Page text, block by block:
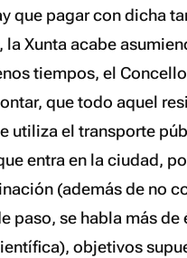
que pagar con dicha
Xunta acabe
tiempos, el
que todo aquel
utiliza el transporte
entra en la ciudad,
(además de no
paso, se habla más
objetivos